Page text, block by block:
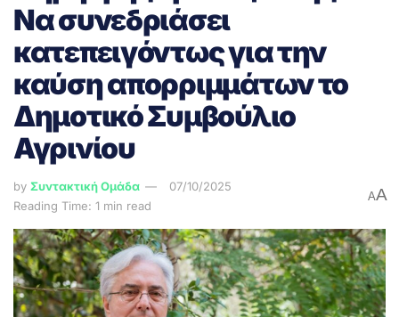
Να συνεδριάσει
κατεπειγόντως για την
καύση απορριμμάτων το
Δημοτικό Συμβούλιο
Αγρινίου
by Συντακτική Ομάδα
07/10/2025
Reading Time: 1 min read
AA